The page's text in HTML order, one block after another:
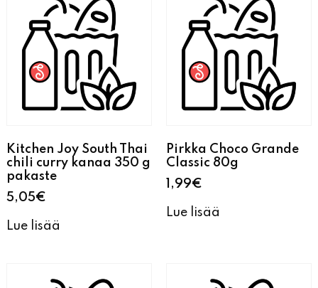
Kitchen Joy South Thai
chili curry kanaa 350 g
pakaste
5,05€
Lue lisää
Pirkka Choco Grande
Classic 80g
1,99€
Lue lisää